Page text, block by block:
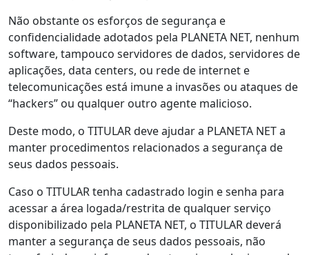
Não obstante os esforços de segurança e
confidencialidade adotados pela PLANETA NET, nenhum
software, tampouco servidores de dados, servidores de
aplicações, data centers, ou rede de internet e
telecomunicações está imune a invasões ou ataques de
“hackers” ou qualquer outro agente malicioso.
Deste modo, o TITULAR deve ajudar a PLANETA NET a
manter procedimentos relacionados a segurança de
seus dados pessoais.
Caso o TITULAR tenha cadastrado login e senha para
acessar a área logada/restrita de qualquer serviço
disponibilizado pela PLANETA NET, o TITULAR deverá
manter a segurança de seus dados pessoais, não